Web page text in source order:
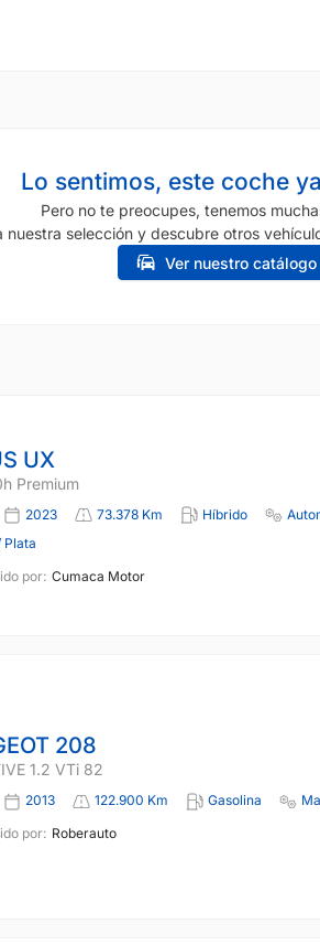
Lo sentimos, este coche
Pero no te preocupes, tenemos
nuestra selección y descubre otros
Ver nuestro
UX
Premium
2023 73.378 Km Híbrido
Plata
por: Cumaca Motor
208
1.2 VTi 82
2013 122.900 Km Gasolina
por: Roberauto